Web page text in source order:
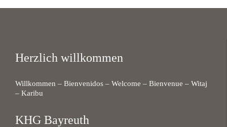
Herzlich willkommen
Willkommen – Bienvenidos – Welcome – Bienvenue – Witaj
– Karibu
KHG Bayreuth